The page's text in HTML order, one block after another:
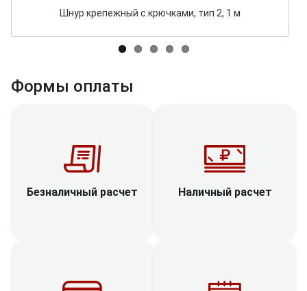
Шнур крепежный с крючками, тип 2, 1 м
Формы оплаты
Безналичный расчет Наличный расчет